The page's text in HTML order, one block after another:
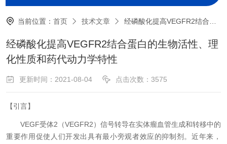
当前位置：首页 技术文章 经磷酸化提高VEGFR2结合蛋白的生物活性、理化性质和药代动力学特性
经磷酸化提高VEGFR2结合蛋白的生物活性、理
化性质和药代动力学特性
更新时间：2021-08-04 点击次数：3575
【引言】
VEGF受体2（VEGFR2）信号转导在实体瘤血管生成和转移中的
重要作用促使人们开发出具有最小旁观者效应的抑制剂。近年来，